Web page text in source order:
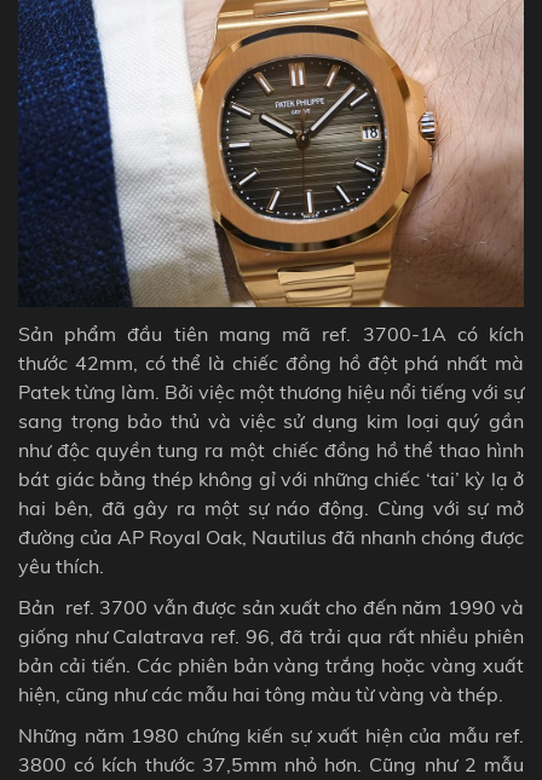
Sản phẩm đầu tiên mang mã ref. 3700-1A có kích
thước 42mm, có thể là chiếc đồng hồ đột phá nhất mà
Patek từng làm. Bởi việc một thương hiệu nổi tiếng với sự
sang trọng bảo thủ và việc sử dụng kim loại quý gần
như độc quyền tung ra một chiếc đồng hồ thể thao hình
bát giác bằng thép không gỉ với những chiếc ‘tai’ kỳ lạ ở
hai bên, đã gây ra một sự náo động. Cùng với sự mở
đường của AP Royal Oak, Nautilus đã nhanh chóng được
yêu thích.
Bản ref. 3700 vẫn được sản xuất cho đến năm 1990 và
giống như Calatrava ref. 96, đã trải qua rất nhiều phiên
bản cải tiến. Các phiên bản vàng trắng hoặc vàng xuất
hiện, cũng như các mẫu hai tông màu từ vàng và thép.
Những năm 1980 chứng kiến sự xuất hiện của mẫu ​​ ref.
3800 có kích thước 37,5mm nhỏ hơn. Cũng như 2 mẫu